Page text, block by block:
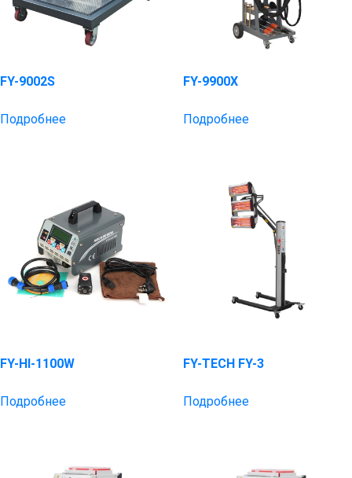
FY-9002S
Подробнее
FY-9900X
Подробнее
FY-HI-1100W
Подробнее
FY-TECH FY-3
Подробнее